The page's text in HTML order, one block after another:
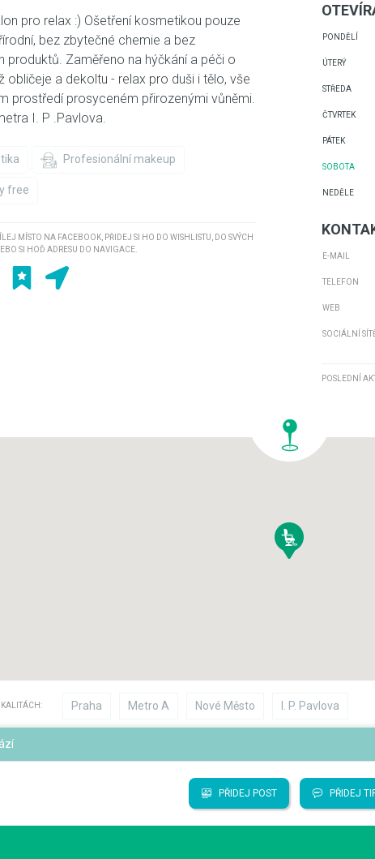
pro relax :) Ošetření kosmetikou pouze
bez zbytečné chemie a bez
produktů. Zaměřeno na hýčkání a péči o
obličeje a dekoltu - relax pro duši i tělo, vše
prostředí prosyceném přirozenými vůněmi.
I. P .Pavlova.
Profesionální makeup
free
MÍSTO NA FACEBOOK, PŘIDEJ SI HO DO WISHLISTU, DO SVÝCH
SI HOĎ ADRESU DO NAVIGACE.
PONDĚLÍ
ÚTERÝ
STŘEDA
ČTVRTEK
PÁTEK
SOBOTA
NEDĚLE
E-MAIL
TELEFON
WEB
SOCIÁLNÍ
POSLEDNÍ
Praha Metro A Nové Město I. P. Pavlova
PŘIDEJ POST PŘIDEJ